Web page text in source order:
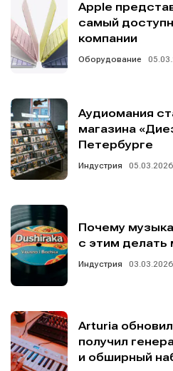
Apple
самый
компании
Оборудование
Аудиомания
магазина
Петербурге
Индустрия 05.03.2026
Почему
с этим делать
Индустрия 03.03.2026
Arturia
получил
и обширный